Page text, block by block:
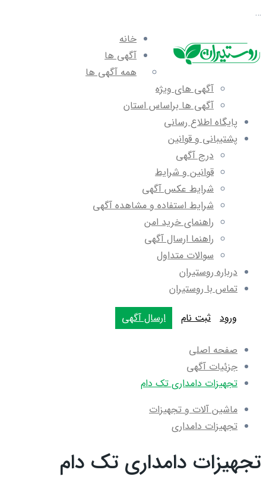
…
خانه
آگهی ها
همه آگهی ها
آگهی های ویژه
آگهی ها براساس استان
پایگاه اطلاع رسانی
پشتیبانی و قوانین
درج آگهی
قوانین و شرایط
شرایط عکس آگهی
شرایط استفاده و مشاهده آگهی
راهنمای خرید امن
راهنما ارسال آگهی
سوالات متداول
درباره روستیران
تماس با روستیران
ورود ثبت نام ارسال آگهی
صفحه اصلی
جزئیات آگهی
تجهیزات دامداری تک دام
ماشین آلات و تجهیزات
تجهیزات دامداری
تجهیزات دامداری تک دام